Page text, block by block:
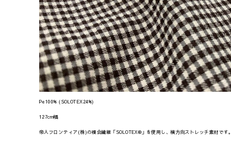
Pe100% (SOLOTEX24%)
127cm幅
帝人フロンティア(株)の複合繊維「SOLOTEX®」を使用し、横方向ストレッチ素材です。